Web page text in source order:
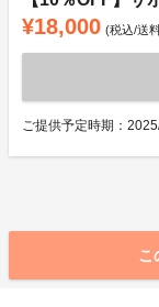
¥18,000 (税込/送
ご提供予定時期：
こ